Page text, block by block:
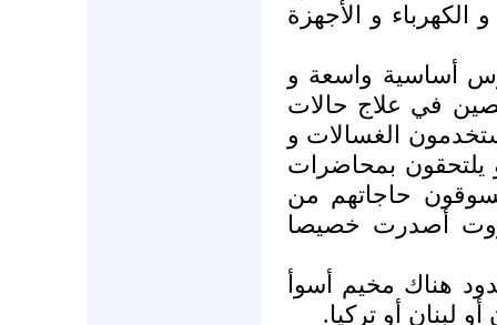
الكهرباء و الأجهزة
أساسية واسعة و
في علاج حالات
الغسالات و
يلتحقون بمحاضرات
حاجاتهم من
أصدرت خصيصا
هناك مخيم أسوأ
لبنان أو تركيا.